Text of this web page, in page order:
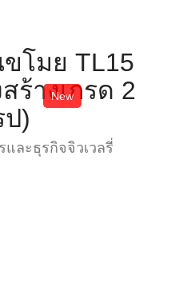
โมย TL15
ร้างเกรด 2
ป)
ละธุรกิจจิวเวลรี่
New